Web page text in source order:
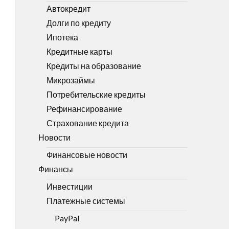
Автокредит
Долги по кредиту
Ипотека
Кредитные карты
Кредиты на образование
Микрозаймы
Потребительские кредиты
Рефинансирование
Страхование кредита
Новости
Финансовые новости
Финансы
Инвестиции
Платежные системы
PayPal